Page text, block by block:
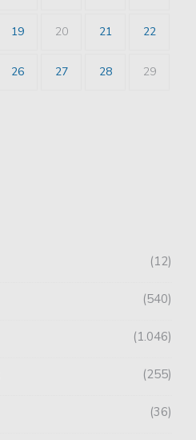
19 20 21 22
26 27 28 29
12
540
1.046
255
36